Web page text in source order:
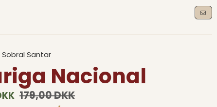
Santar
Nacional
179,00 DKK